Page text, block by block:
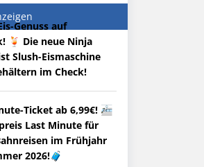
Genuss auf
🍹 Die neue Ninja
Slush-Eismaschine
im Check!
Ticket ab 6,99€! 🚈
Last Minute für
im Frühjahr
2026!🧳